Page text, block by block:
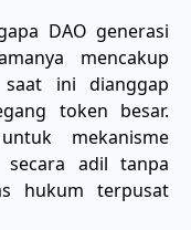
DAO generasi
mencakup
ini dianggap
token besar.
mekanisme
secara adil tanpa
hukum terpusat